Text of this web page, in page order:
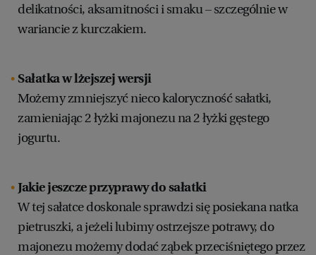
delikatności, aksamitności i smaku – szczególnie w
wariancie z kurczakiem.
Sałatka w lżejszej wersji
Możemy zmniejszyć nieco kaloryczność sałatki,
zamieniając 2 łyżki majonezu na 2 łyżki gęstego
jogurtu.
Jakie jeszcze przyprawy do sałatki
W tej sałatce doskonale sprawdzi się posiekana natka
pietruszki, a jeżeli lubimy ostrzejsze potrawy, do
majonezu możemy dodać ząbek przeciśniętego przez